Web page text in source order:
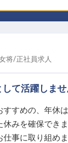
将/正社員求人
て活躍しませ
すめの、年休
みを確保でき
事に取り組め